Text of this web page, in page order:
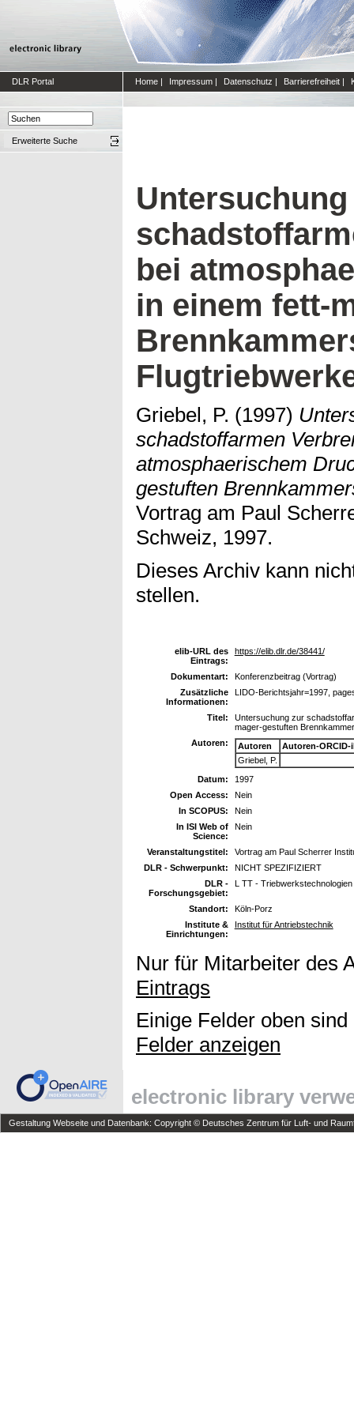
DLR Portal Home | Impressum | Datenschutz | Barrierefreiheit |
Erweiterte Suche
bei
in einem fett-
Griebel, P. (1997)
schadstoffarmen
atmosphaerischem
gestuften
Vortrag am Paul
Schweiz, 1997.
Dieses Archiv kann
stellen.
elib-URL des
Eintrags:
https://elib.dlr.de/38441/
Dokumentart:
Konferenzbeitrag (Vortrag)
Zusätzliche
Informationen:
LIDO-Berichtsjahr=1997,
Titel:
Untersuchung zur
mager-gestuften
Autoren:
Autoren
Autoren-ORCID-
Griebel, P.
Datum:
1997
Open Access:
Nein
In SCOPUS:
Nein
In ISI Web of
Science:
Nein
Veranstaltungstitel:
Vortrag am Paul Scherrer
DLR - Schwerpunkt:
NICHT SPEZIFIZIERT
DLR -
Forschungsgebiet:
L TT - Triebwerkstechnologien
Standort:
Köln-Porz
Institute &
Einrichtungen:
Institut für Antriebstechnik
Nur für Mitarbeiter des
Eintrags
Einige Felder oben
Felder anzeigen
electronic library
Gestaltung Webseite und Datenbank: Copyright © Deutsches Zentrum für Luft- und